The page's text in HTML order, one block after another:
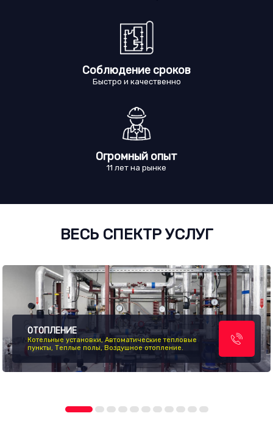
Соблюдение сроков
Быстро и качественно
Огромный опыт
11 лет на рынке
ВЕСЬ СПЕКТР УСЛУГ
ОТОПЛЕНИЕ
Котельные установки, Автоматические тепловые
пункты, Теплые полы, Воздушное отопление.